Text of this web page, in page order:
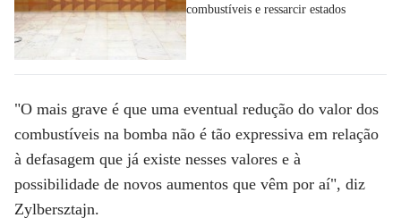
combustíveis e ressarcir estados
"O mais grave é que uma eventual redução do valor dos
combustíveis na bomba não é tão expressiva em relação
à defasagem que já existe nesses valores e à
possibilidade de novos aumentos que vêm por aí", diz
Zylbersztajn.